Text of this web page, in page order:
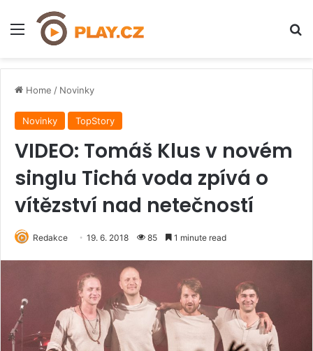
Menu
Home / Novinky
Novinky TopStory
VIDEO: Tomáš Klus v novém
singlu Tichá voda zpívá o
vítězství nad netečností
Redakce 19. 6. 2018 85 1 minute read